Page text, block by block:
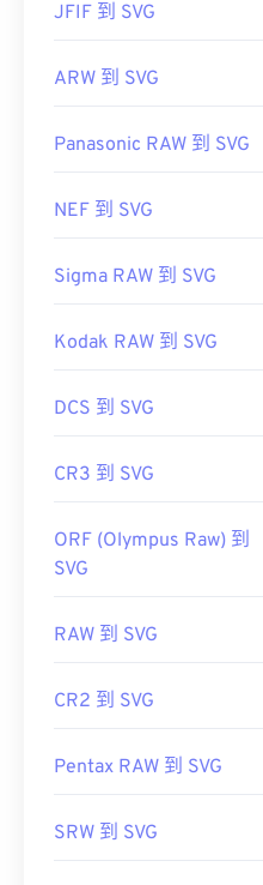
JFIF 到 SVG
ARW 到 SVG
Panasonic RAW 到 SVG
NEF 到 SVG
Sigma RAW 到 SVG
Kodak RAW 到 SVG
DCS 到 SVG
CR3 到 SVG
ORF (Olympus Raw) 到
SVG
RAW 到 SVG
CR2 到 SVG
Pentax RAW 到 SVG
SRW 到 SVG